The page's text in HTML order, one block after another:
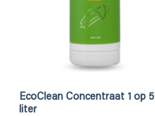
EcoClean Concentraat 1 op 5
liter